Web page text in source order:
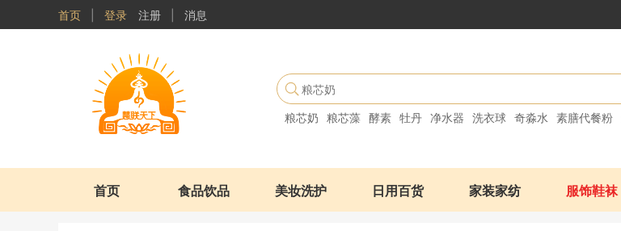
首页 登录 注册 消息
粮芯奶 粮芯藻 酵素 牡丹 净水器 洗衣球 奇淼水 素膳代餐粉
首页 食品饮品 美妆洗护 日用百货 家装家纺 服饰鞋袜